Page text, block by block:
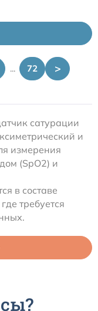
... 72 >
сатурации
и
измерения
(SpO2) и
в составе
требуется